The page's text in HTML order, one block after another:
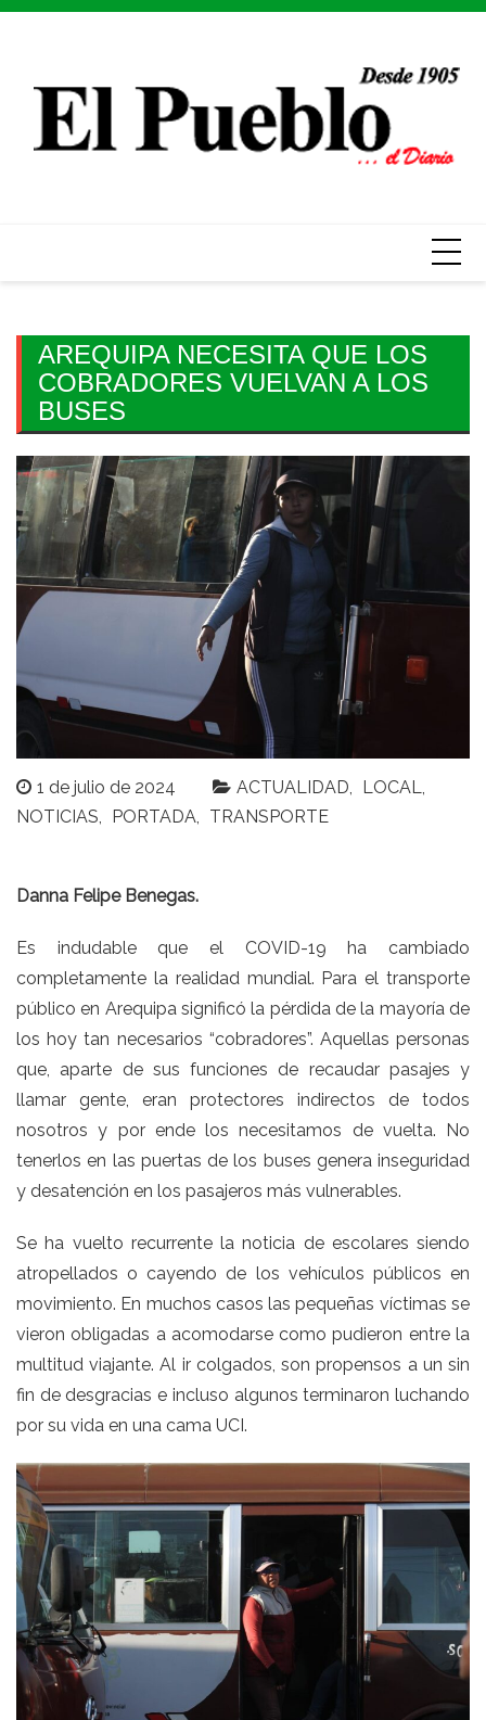
Skip
AREQUIPA NECESITA QUE LOS
COBRADORES VUELVAN A LOS
BUSES
1 de julio de 2024 ACTUALIDAD
LOCAL
NOTICIAS
PORTADA TRANSPORTE
Danna Felipe Benegas.
Es indudable que el COVID-19 ha cambiado
completamente la realidad mundial. Para el transporte
público en Arequipa significó la pérdida de la mayoría de
los hoy tan necesarios “cobradores”. Aquellas personas
que, aparte de sus funciones de recaudar pasajes y
llamar gente, eran protectores indirectos de todos
nosotros y por ende los necesitamos de vuelta. No
tenerlos en las puertas de los buses genera inseguridad
y desatención en los pasajeros más vulnerables.
Se ha vuelto recurrente la noticia de escolares siendo
atropellados o cayendo de los vehículos públicos en
movimiento. En muchos casos las pequeñas víctimas se
vieron obligadas a acomodarse como pudieron entre la
multitud viajante. Al ir colgados, son propensos a un sin
fin de desgracias e incluso algunos terminaron luchando
por su vida en una cama UCI.